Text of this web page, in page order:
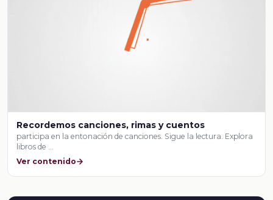
Recordemos canciones, rimas y cuentos
participa en la entonación de canciones. Sigue la lectura. Explora
libros de …
Ver contenido